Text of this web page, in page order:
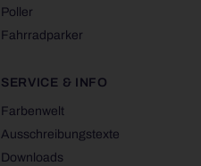
Poller
Fahrradparker
SERVICE & INFO
Farbenwelt
Ausschreibungstexte
Downloads